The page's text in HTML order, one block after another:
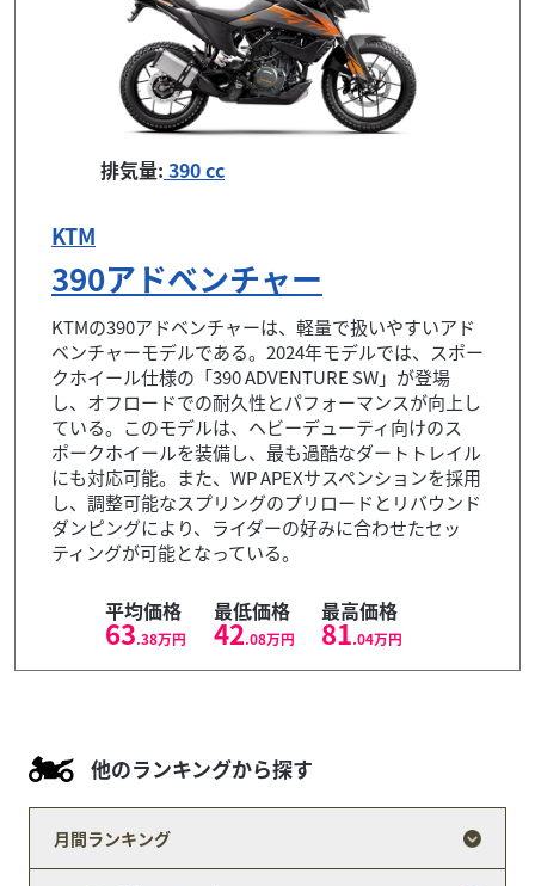
排気量: 390 cc
KTM
390アドベンチャー
KTMの390アドベンチャーは、軽量で扱いやすいアド
ベンチャーモデルである。2024年モデルでは、スポー
クホイール仕様の「390 ADVENTURE SW」が登場
し、オフロードでの耐久性とパフォーマンスが向上し
ている。このモデルは、ヘビーデューティ向けのス
ポークホイールを装備し、最も過酷なダートトレイル
にも対応可能。また、WP APEXサスペンションを採用
し、調整可能なスプリングのプリロードとリバウンド
ダンピングにより、ライダーの好みに合わせたセッ
ティングが可能となっている。
平均価格
63.38万円
最低価格
42.08万円
最高価格
81.04万円
他のランキングから探す
月間ランキング